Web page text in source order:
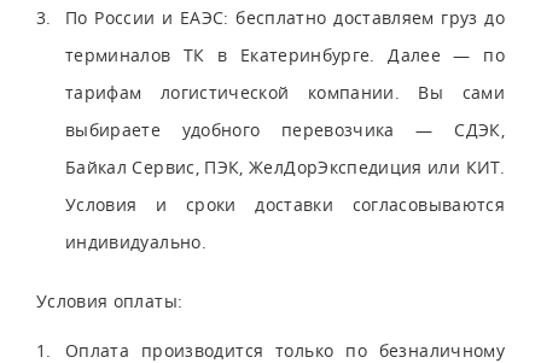
По России и ЕАЭС: бесплатно доставляем груз до
терминалов ТК в Екатеринбурге. Далее — по
тарифам логистической компании. Вы сами
выбираете удобного перевозчика — СДЭК,
Байкал Сервис, ПЭК, ЖелДорЭкспедиция или КИТ.
Условия и сроки доставки согласовываются
индивидуально.
Условия оплаты:
Оплата производится только по безналичному